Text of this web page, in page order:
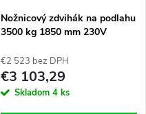
Nožnicový zdvihák na podlahu
3500 kg 1850 mm 230V
€2 523 bez DPH
€3 103,29
Skladom 4 ks